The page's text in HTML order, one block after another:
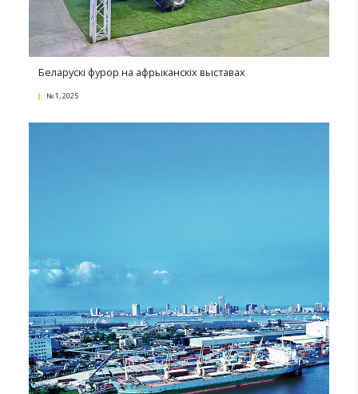
Электронны сертыфікат замест валізак
№ 3, 2025